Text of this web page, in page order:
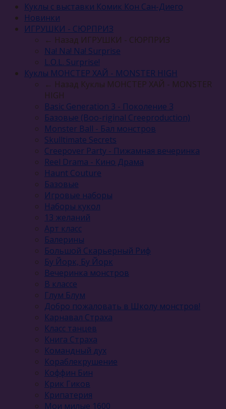
Куклы с выставки Комик Кон Сан-Диего
Новинки
ИГРУШКИ - СЮРПРИЗ
← Назад ИГРУШКИ - СЮРПРИЗ
Na! Na! Na! Surprise
L.O.L. Surprise!
Куклы МОНСТЕР ХАЙ - MONSTER HIGH
← Назад Куклы МОНСТЕР ХАЙ - MONSTER
HIGH
Basic Generation 3 - Поколение 3
Базовые (Boo-riginal Creeproduction)
Monster Ball - Бал монстров
Skulltimate Secrets
Creepover Party - Пижамная вечеринка
Reel Drama - Кино Драма
Haunt Couture
Базовые
Игровые наборы
Наборы кукол
13 желаний
Арт класс
Балерины
Большой Скарьерный Риф
Бу Йорк, Бу Йорк
Вечеринка монстров
В классе
Глум Блум
Добро пожаловать в Школу монстров!
Карнавал Cтраха
Класс танцев
Книга Страха
Командный дух
Кораблекрушение
Коффин Бин
Крик Гиков
Крипатерия
Мои милые 1600